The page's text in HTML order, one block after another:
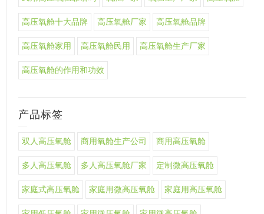
高压氧舱十大品牌 高压氧舱厂家 高压氧舱品牌
高压氧舱家用 高压氧舱民用 高压氧舱生产厂家
高压氧舱的作用和功效
产品标签
双人高压氧舱 商用氧舱生产公司 商用高压氧舱
多人高压氧舱 多人高压氧舱厂家 定制微高压氧舱
家庭式高压氧舱 家庭用微高压氧舱 家庭用高压氧舱